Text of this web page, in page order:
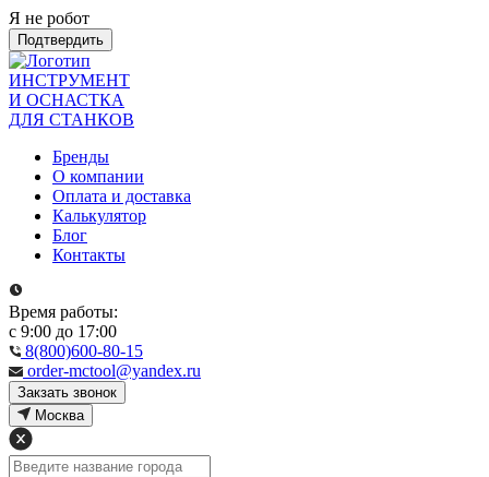
Я не робот
Подтвердить
ИНСТРУМЕНТ
И ОСНАСТКА
ДЛЯ СТАНКОВ
Бренды
О компании
Оплата и доставка
Калькулятор
Блог
Контакты
Время работы:
с 9:00 до 17:00
8(800)600-80-15
order-mctool@yandex.ru
Закзать звонок
Москва